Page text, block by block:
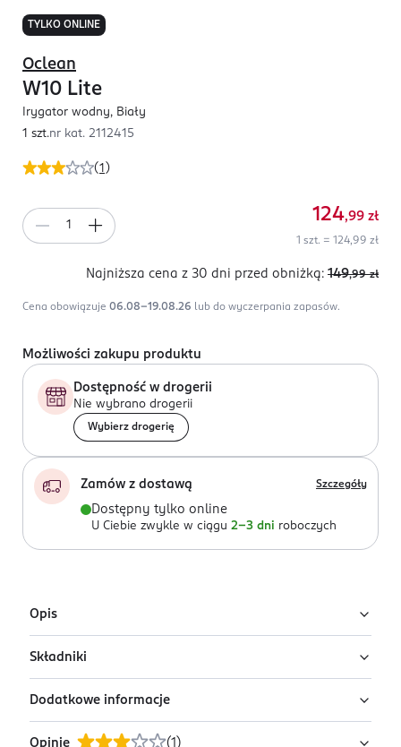
TYLKO ONLINE
(1 )
Oclean
W10 Lite
Irygator wodny, Biały
1 szt.nr kat. 2112415
124,99 zł
1 szt. = 124,99 zł
Najniższa cena z 30 dni przed obniżką: 149,99 zł
Cena obowiązuje 06.08-19.08.26 lub do wyczerpania zapasów.
Możliwości zakupu produktu
Dostępność w drogerii
Nie wybrano drogerii
Wybierz drogerię
Zamów z dostawą Szczegóły
Dostępny tylko online
U Ciebie zwykle w ciągu 2-3 dni roboczych
Opis
Irygator wodny do zębów Oclean W10 zapewnia
głębokie, skuteczne czyszczenie. Dzięki kompaktowym
wymiarom (tylko 13,3 cm wysokości) i lekkiej konstrukcji
(zaledwie 193,4 g) świetnie sprawdzi się zarówno w
Składniki
W zestawie:
Irygator Oclean W10 Lite
Dodatkowe informacje
Opinie (1 )